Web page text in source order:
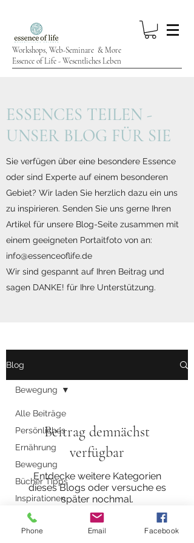
Workshops, Web-Seminare & More
Essence of Life - Wesentliches Leben
ESSENCES TEILEN -
UNSER BLOG FÜR SIE
Sie verfügen über eine besondere Essence
oder sind Experte auf einem besonderen
Gebiet? Wir laden Sie herzlich dazu ein uns
zu inspirieren. Senden Sie uns gerne Ihren
Artikel für unsere Blog-Seite zusammen mit
einem geeigneten Portaitfoto von an:
info@essenceoflife.de
Wir sind gespannt auf Ihren Beitrag und
sagen DANKE! für Ihre Unterstützung.
Blog
Alle Beiträge
Persönliches
Ernährung
Bewegung
Bücher Tipps
Inspirationen
Gartenzeit
Beauty
Bewegung
Beitrag demnächst
verfügbar
Entdecke weitere Kategorien
dieses Blogs oder versuche es
später nochmal.
Phone Email Facebook